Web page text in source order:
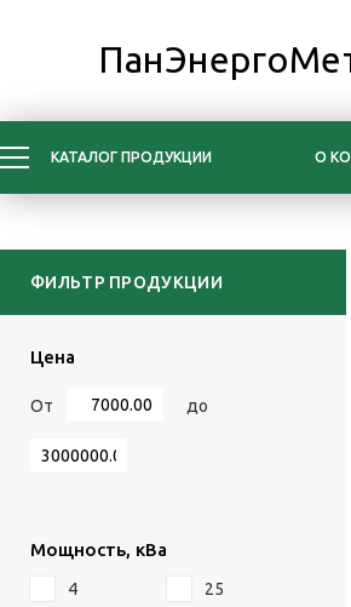
КАТАЛОГ ПРОДУКЦИИ О
ФИЛЬТР ПРОДУКЦИИ
Цена
От до
Мощность, кВа
4
25